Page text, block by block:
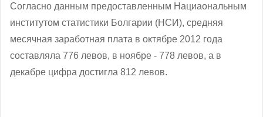
Согласно данным предоставленным Нациаональным
институтом статистики Болгарии (НСИ), средняя
месячная заработная плата в октябре 2012 года
составляла 776 левов, в ноябре - 778 левов, а в
декабре цифра достигла 812 левов.